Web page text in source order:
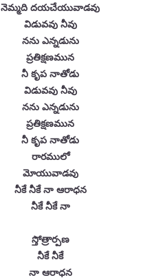
నెమ్మది దయచేయువాడవు
విడువవు నీవు
నను ఎన్నడును
ప్రతిక్షణమున
నీ కృప నాతోడు
విడువవు నీవు
నను ఎన్నడును
ప్రతిక్షణమున
నీ కృప నాతోడు
రారములో
మోయువాడవు
నీకే నీకే నా ఆరాధన
నీకే నీకే నా
స్తోత్రార్పణ
నీకే నీకే
నా ఆరాధన